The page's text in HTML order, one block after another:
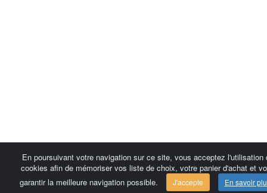
En poursuivant votre navigation sur ce site, vous acceptez l'utilisation
cookies afin de mémoriser vos liste de choix, votre panier d'achat et
garantir la meilleure navigation possible.
J'accepte En savoir